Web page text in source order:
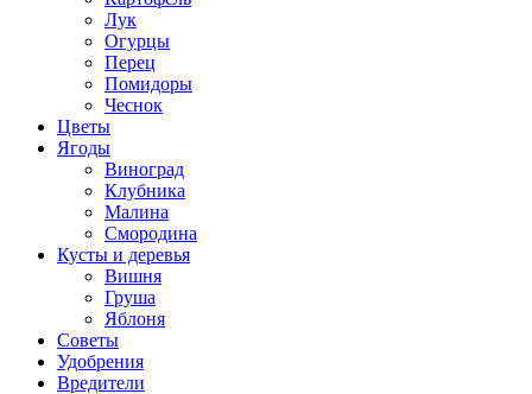
Лук
Огурцы
Перец
Помидоры
Чеснок
Цветы
Ягоды
Виноград
Клубника
Малина
Смородина
Кусты и деревья
Вишня
Груша
Яблоня
Советы
Удобрения
Вредители